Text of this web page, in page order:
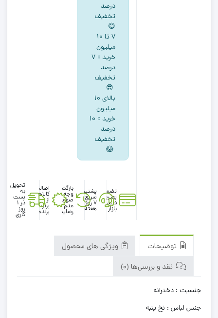
درصد
تخفیف
😋
۷ تا ۱۰
میلیون
خرید » ۷
درصد
تخفیف
😎
بالای ۱۰
میلیون
خرید » ۱۰
درصد
تخفیف
😱
تضمین
بهترین
قیمت
بازار
پشتیبانی
سریع در
۷ روز
هفته
بازگشت
وجه در
صورت
عدم
رضایت
اصالت
کالاها
از
برترین
برندها
تحویل
به
پست
در 1
روز
کاری
توضیحات
ویژگی های محصول
نقد و بررسی‌ها (0)
جنسیت : دخترانه
جنس لباس : نخ پنبه